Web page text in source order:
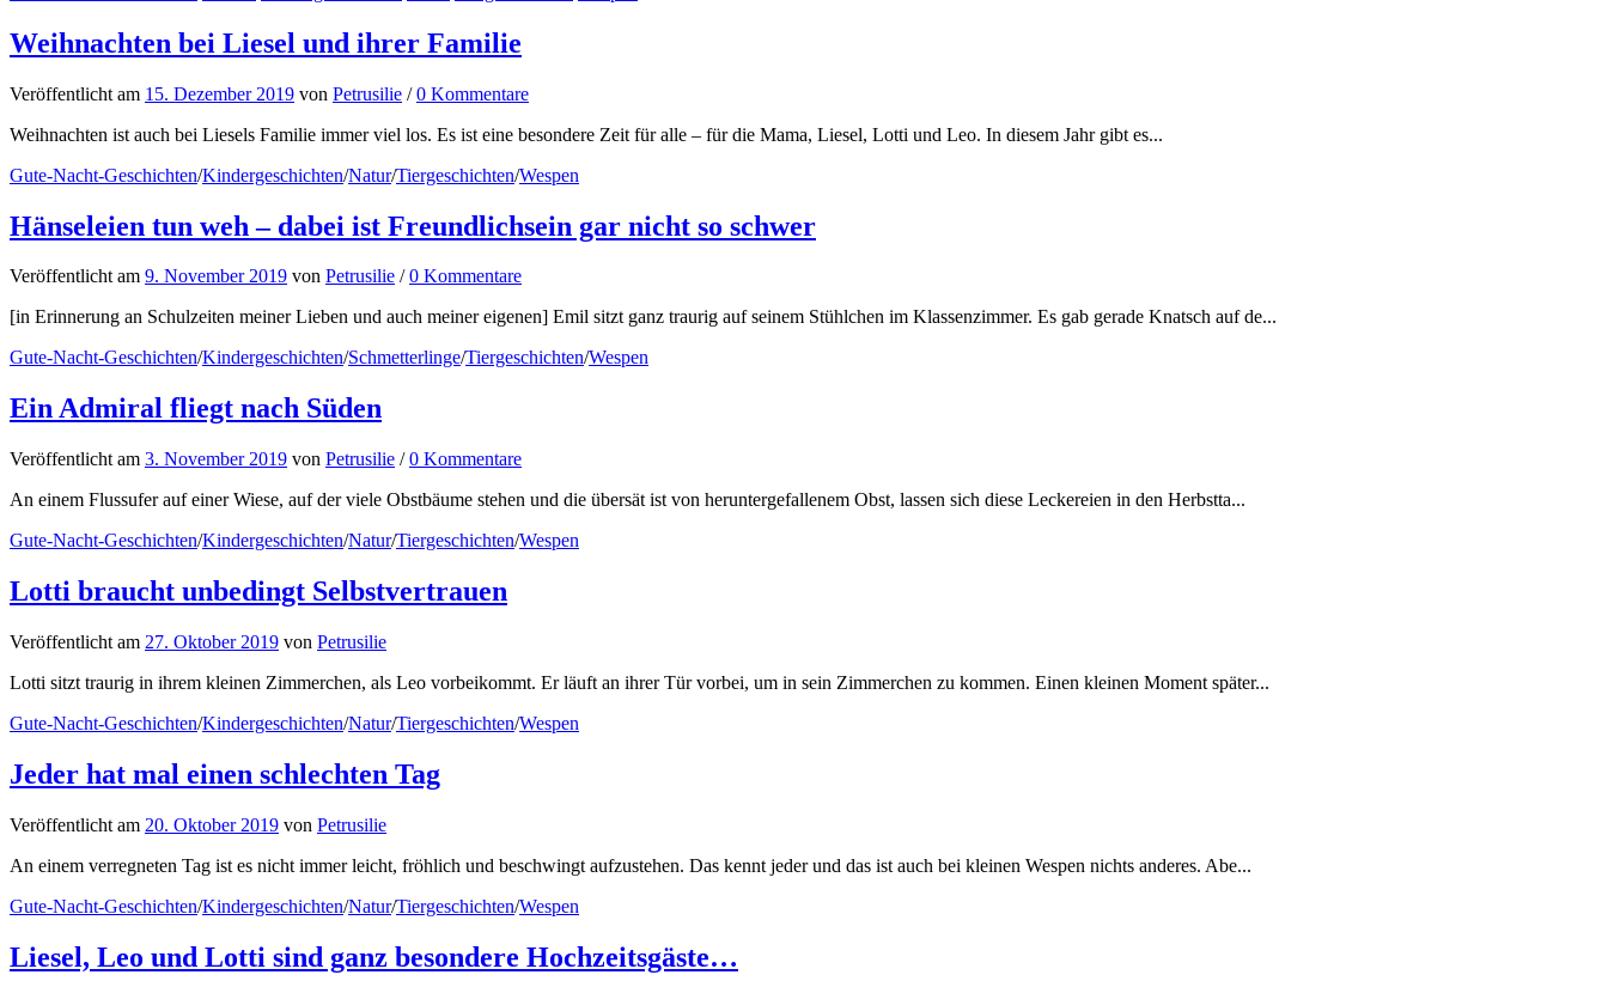
Weihnachten bei Liesel und ihrer Familie
Veröffentlicht am 15. Dezember 2019 von Petrusilie /0 Kommentare
Weihnachten ist auch bei Liesels Familie immer viel los. Es ist eine besondere Zeit für alle – für die Mama, Liesel, Lotti und Leo. In diesem Jahr gibt es...
Gute-Nacht-Geschichten/Kindergeschichten/Natur/Tiergeschichten/Wespen
Hänseleien tun weh – dabei ist Freundlichsein gar nicht so schwer
Veröffentlichtam 9. November 2019 von Petrusilie /0 Kommentare
[in Erinnerung an Schulzeiten meiner Lieben und auch meiner eigenen] Emil sitzt ganz traurig auf seinem Stühlchen im Klassenzimmer. Es gab gerade Knatsch auf de...
Gute-Nacht-Geschichten/Kindergeschichten/Schmetterlinge/Tiergeschichten/Wespen
Ein Admiral fliegt nach Süden
Veröffentlicht am 3. November 2019 von Petrusilie /0 Kommentare
An einem Flussufer auf einer Wiese, auf der viele Obstbäume stehen und die übersät ist von heruntergefallenem Obst, lassen sich diese Leckereien in den Herbstta...
Gute-Nacht-Geschichten/Kindergeschichten/Natur/Tiergeschichten/Wespen
Lotti braucht unbedingt Selbstvertrauen
Veröffentlicht am 27. Oktober 2019 von Petrusilie
Lotti sitzt traurig in ihrem kleinen Zimmerchen, als Leo vorbeikommt. Er läuft an ihrer Tür vorbei, um in sein Zimmerchen zu kommen. Einen kleinen Moment später...
Gute-Nacht-Geschichten/Kindergeschichten/Natur/Tiergeschichten/Wespen
Jeder hat mal einen schlechten Tag
Veröffentlicht am 20. Oktober 2019 von Petrusilie
An einem verregneten Tag ist es nicht immer leicht, fröhlich und beschwingt aufzustehen. Das kennt jeder und das ist auch bei kleinen Wespen nichts anderes. Abe...
Gute-Nacht-Geschichten/Kindergeschichten/Natur/Tiergeschichten/Wespen
Liesel, Leo und Lotti sind ganz besondere Hochzeitsgäste…